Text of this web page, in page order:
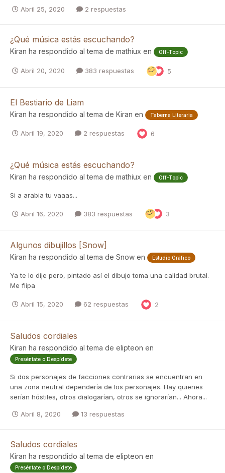
Abril 25, 2020 2 respuestas
¿Qué música estás escuchando?
Kiran ha respondido al tema de mathiux en Off-Topic
Abril 20, 2020 383 respuestas 5
El Bestiario de Liam
Kiran ha respondido al tema de Kiran en Taberna Literaria
Abril 19, 2020 2 respuestas 6
¿Qué música estás escuchando?
Kiran ha respondido al tema de mathiux en Off-Topic
Si a arabia tu vaaas...
Abril 16, 2020 383 respuestas 3
Algunos dibujillos [Snow]
Kiran ha respondido al tema de Snow en Estudio Gráfico
Ya te lo dije pero, pintado así el dibujo toma una calidad brutal.
Me flipa
Abril 15, 2020 62 respuestas 2
Saludos cordiales
Kiran ha respondido al tema de elipteon en
Preséntate o Despídete
Si dos personajes de facciones contrarias se encuentran en
una zona neutral dependería de los personajes. Hay quienes
serían hóstiles, otros dialogarían, otros se ignorarían... Ahora...
Abril 8, 2020 13 respuestas
Saludos cordiales
Kiran ha respondido al tema de elipteon en
Preséntate o Despídete